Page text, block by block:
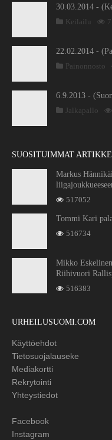
30.03.2014 -
Keilailu
22.02.2014 -
Painonnosto
6.9.2013 -
Jalkapallo
SUOSITUIMMAT
Markus
517052
Tommi Kari
516734
Mikko
Riihivuori
516383
URHEILUSUOMI.COM
Käyttöehdot
Tietosuojalauseke
Mediakortti
Rekrytointi
Yhteystiedot
Facebook
Instagram